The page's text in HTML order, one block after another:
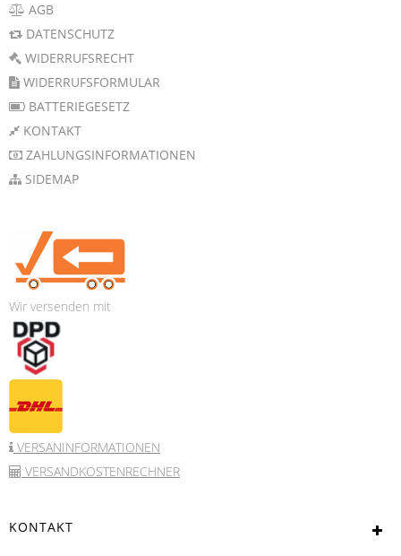
AGB
DATENSCHUTZ
WIDERRUFSRECHT
WIDERRUFSFORMULAR
BATTERIEGESETZ
KONTAKT
ZAHLUNGSINFORMATIONEN
SIDEMAP
Wir versenden mit
VERSANINFORMATIONEN
VERSANDKOSTENRECHNER
KONTAKT